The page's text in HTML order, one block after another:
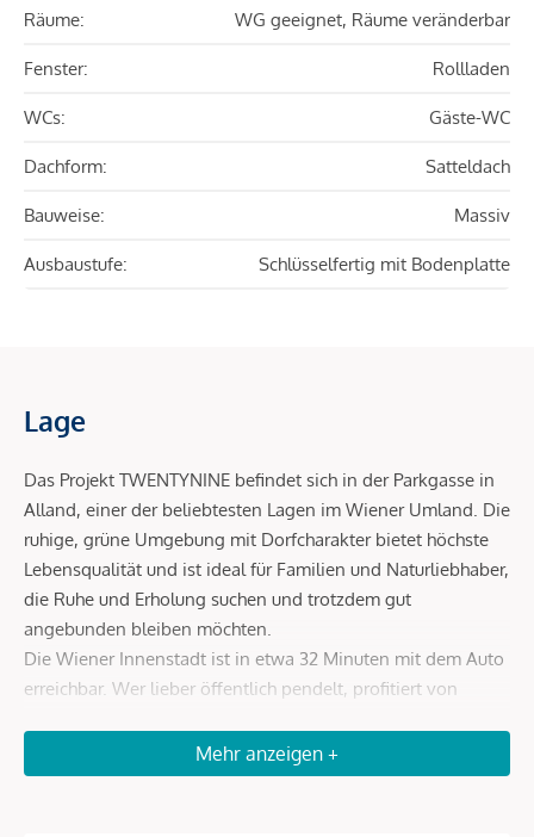
Räume: WG geeignet, Räume veränderbar
Fenster: Rollladen
WCs: Gäste-WC
Dachform: Satteldach
Bauweise: Massiv
Ausbaustufe: Schlüsselfertig mit Bodenplatte
Lage
Das Projekt TWENTYNINE befindet sich in der Parkgasse in
Alland, einer der beliebtesten Lagen im Wiener Umland. Die
ruhige, grüne Umgebung mit Dorfcharakter bietet höchste
Lebensqualität und ist ideal für Familien und Naturliebhaber,
die Ruhe und Erholung suchen und trotzdem gut
angebunden bleiben möchten.
Die Wiener Innenstadt ist in etwa 32 Minuten mit dem Auto
erreichbar. Wer lieber öffentlich pendelt, profitiert von
Destinationen. Die Buslinie 169 fährt direkt vom Allander
Hauptplatz in rund 36 Minuten zum Wiener Hauptbahnhof.
Mehr anzeigen +